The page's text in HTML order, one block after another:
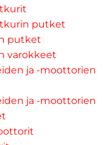
putket
putket
varokkeet
ja -moottorien
ja -moottorien